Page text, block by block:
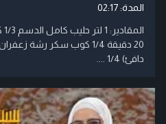
المدة:02:17
20 دقيقة 1/4 كوب سكر رشة
دافئ) 1/4 ....